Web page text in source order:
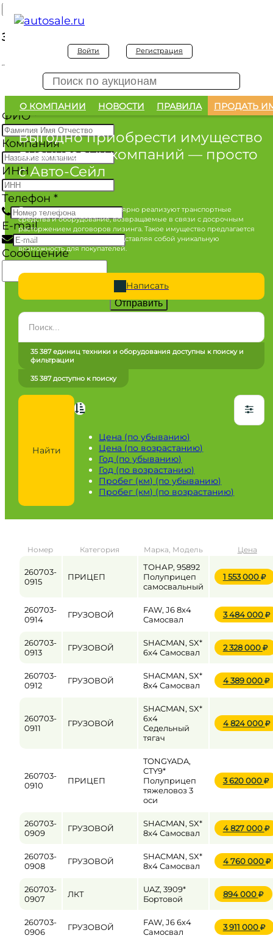
Войти Регистрация
О КОМПАНИИ НОВОСТИ ПРАВИЛА ПРОДАТЬ
Выгодно приобрести имущество
лизинговых компаний — просто
с Авто-Сейл
Лизинговые компании регулярно реализуют транспортные
средства и оборудование, возвращаемые в связи с досрочным
расторжением договоров лизинга. Такое имущество предлагается
по конкурентным ценам, представляя собой уникальную
возможность для покупателей.
Написать
Марка
Все марки
Город / регион
от до
Пробег / Наработка
Цена
от до
Найти
Цена (по убыванию)
Цена (по возрастанию)
Год (по убыванию)
Год (по возрастанию)
Пробег (км) (по убыванию)
Пробег (км) (по возрастанию)
35 387 единиц техники и оборудования доступны к поиску и
фильтрации
35 387 доступно к поиску
Номер Категория Марка, Модель Цена
260703-
0915
ПРИЦЕП
ТОНАР, 95892
Полуприцеп
самосвальный
1 553 000
260703-
0914
ГРУЗОВОЙ
FAW, J6 8x4
Самосвал
3 484 000
260703-
0913
ГРУЗОВОЙ
SHACMAN, SX*
6x4 Самосвал
2 328 000
260703-
0912
ГРУЗОВОЙ
SHACMAN, SX*
8x4 Самосвал
4 389 000
260703-
0911
ГРУЗОВОЙ
SHACMAN, SX*
6x4
Седельный
тягач
4 824 000
260703-
0910
ПРИЦЕП
TONGYADA,
CTY9*
Полуприцеп
тяжеловоз 3
оси
3 620 000
260703-
0909
ГРУЗОВОЙ
SHACMAN, SX*
8x4 Самосвал
4 827 000
260703-
0908
ГРУЗОВОЙ
SHACMAN, SX*
8x4 Самосвал
4 760 000
260703-
0907
ЛКТ
UAZ, 3909*
Бортовой
894 000
260703-
0906
ГРУЗОВОЙ
FAW, J6 6x4
Самосвал
3 911 000
Заявка на покупку
Заявка на покупку изъятого а/м
ФИО*
Компания
ИНН
Телефон *
E-mail
Сообщение
Отправить